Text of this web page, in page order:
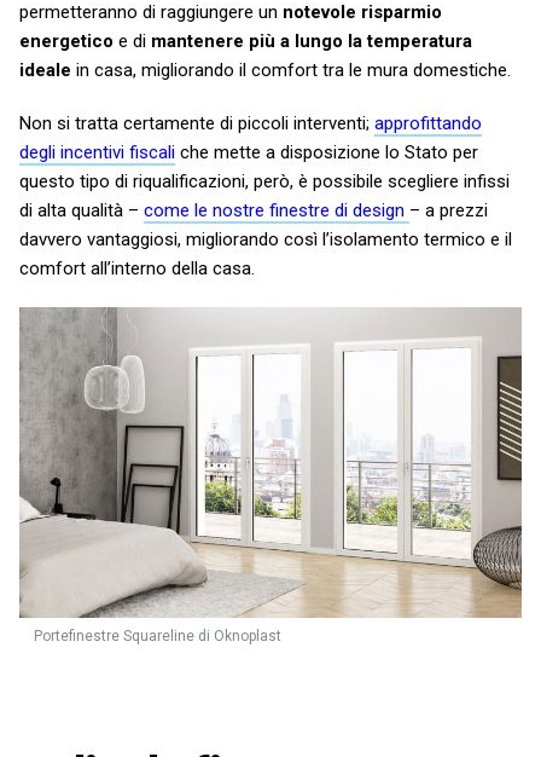
permetteranno di raggiungere un notevole risparmio
energetico e di mantenere più a lungo la temperatura
ideale in casa, migliorando il comfort tra le mura domestiche.
Non si tratta certamente di piccoli interventi; approfittando
degli incentivi fiscali che mette a disposizione lo Stato per
questo tipo di riqualificazioni, però, è possibile scegliere infissi
di alta qualità – come le nostre finestre di design – a prezzi
davvero vantaggiosi, migliorando così l’isolamento termico e il
comfort all’interno della casa.
Portefinestre Squareline di Oknoplast